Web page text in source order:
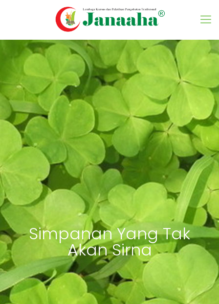
Simpanan Yang Tak
Akan Sirna